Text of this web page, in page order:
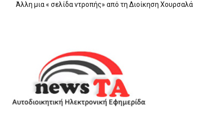
Άλλη μια « σελίδα ντροπής» από τη Διοίκηση Χουρσαλά